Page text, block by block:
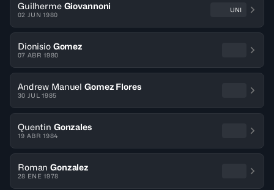
Guilherme Giovannoni
02 JUN 1980
UNI
Dionisio Gomez
07 ABR 1980
Andrew Manuel Gomez Flores
30 JUL 1985
Quentin Gonzales
19 ABR 1984
Roman Gonzalez
28 ENE 1978